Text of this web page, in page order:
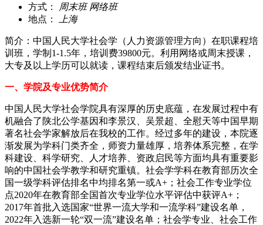
方式：
周末班 网络班
地点：
上海
简介：中国人民大学社会学（人力资源管理方向）在职课程培
训班，学制1-1.5年，培训费39800元。利用网络或周末授课，
大专及以上学历可以就读，课程结束后颁发结业证书。
一、学院及专业优势简介
中国人民大学社会学院具有深厚的历史底蕴，在发展过程中有
机融合了陕北公学基因和李景汉、吴景超、全慰天等中国早期
著名社会学家解放后在我校的工作。经过多年的建设，本院逐
渐发展为学科门类齐全，师资力量雄厚，培养体系完整，在学
科建设、科学研究、人才培养、资政启民等方面均具有重要影
响的中国社会学教学和研究重镇。社会学学科在教育部历次全
国一级学科评估排名中均排名第一或A+；社会工作专业学位
点2020年在教育部全国首次专业学位水平评估中获评A+；
2017年首批入选国家“世界一流大学和一流学科”建设名单，
2022年入选新一轮“双一流”建设名单；社会学专业、社会工作